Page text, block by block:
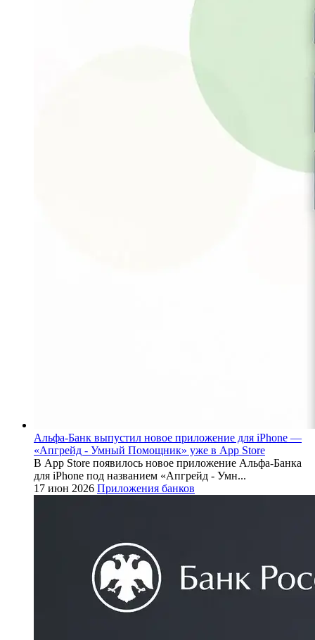
Альфа-Банк выпустил новое приложение для iPhone —
«Апгрейд - Умный Помощник» уже в App Store
В App Store появилось новое приложение Альфа-Банка
для iPhone под названием «Апгрейд - Умн...
17 июн 2026 Приложения банков